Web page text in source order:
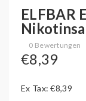
ELFBAR
0 Bewertungen
€8,39
Ex Tax: €8,39